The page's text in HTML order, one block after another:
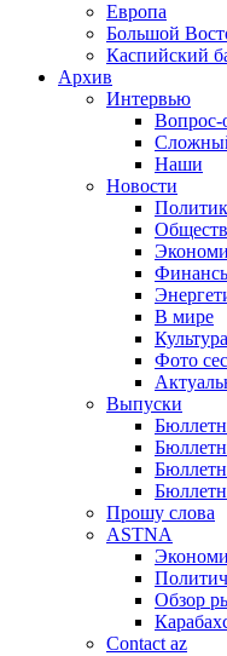
Европа
Большой
Каспийский
Архив
Интервью
Вопрос-
Наши
Новости
В мире
Культура
Фото
Выпуски
Прошу слова
ASTNA
Обзор
Contact az